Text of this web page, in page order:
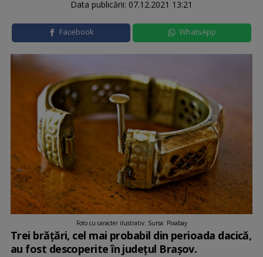
Data publicării: 07.12.2021 13:21
Facebook WhatsApp
Foto cu caracter ilustrativ. Sursa: Pixabay
Trei brățări, cel mai probabil din perioada dacică,
au fost descoperite în județul Brașov.